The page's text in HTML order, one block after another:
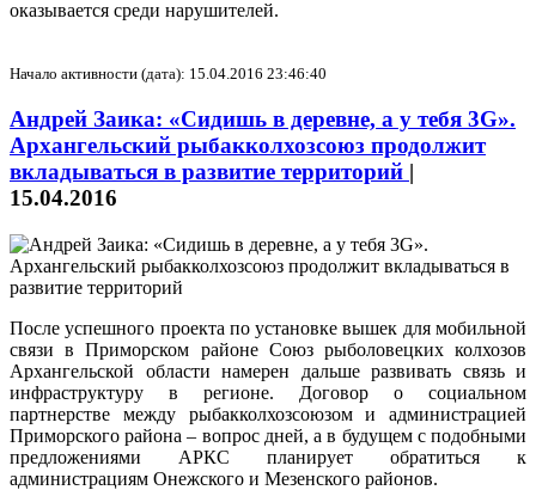
оказывается среди нарушителей.
Начало активности (дата): 15.04.2016 23:46:40
Андрей Заика: «Сидишь в деревне, а у тебя 3G».
Архангельский рыбакколхозсоюз продолжит
вкладываться в развитие территорий |
15.04.2016
После успешного проекта по установке вышек для мобильной
связи в Приморском районе Союз рыболовецких колхозов
Архангельской области намерен дальше развивать связь и
инфраструктуру в регионе. Договор о социальном
партнерстве между рыбакколхозсоюзом и администрацией
Приморского района – вопрос дней, а в будущем с подобными
предложениями АРКС планирует обратиться к
администрациям Онежского и Мезенского районов.